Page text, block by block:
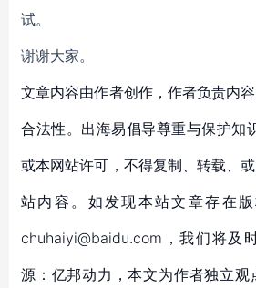
试。
谢谢大家。
文章内容由作者创作，作者负责内
合法性。出海易倡导尊重与保护知
或本网站许可，不得复制、转载、
站内容。如发现本站文章存在
chuhaiyi@baidu.com，我们将及
源：亿邦动力，本文为作者独立观